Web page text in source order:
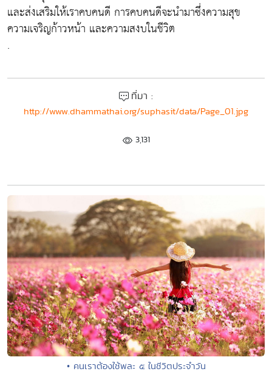
และส่งเสริมให้เราคบคนดี การคบคนดีจะนำมาซึ่งความสุข
ความเจริญก้าวหน้า และความสงบในชีวิต
.
ที่มา :
http://www.dhammathai.org/suphasit/data/Page_01.jpg
3,131
• คนเราต้องใช้พละ ๕ ในชีวิตประจำวัน